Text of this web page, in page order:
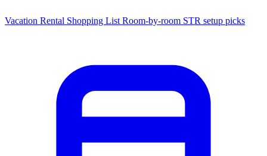
Vacation Rental Shopping List Room-by-room STR setup picks